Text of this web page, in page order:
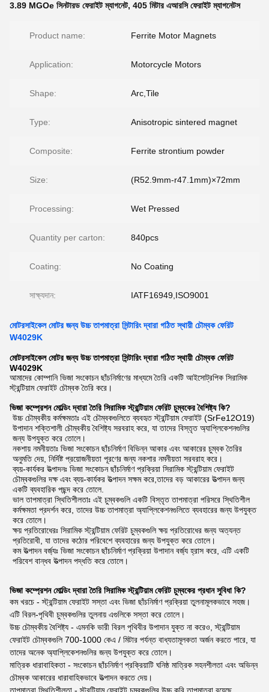
3.89 MGOe সিনটারড ফেরাইট ম্যাগনেট, 405 মিটার এআরসি ফেরাইট ম্যাগনেটস
Product name: Ferrite Motor Magnets
Application: Motorcycle Motors
Shape: Arc,Tile
Type: Anisotropic sintered magnet
Composite: Ferrite strontium powder
Size: (R52.9mm-r47.1mm)×72mm
Processing: Wet Pressed
Quantity per carton: 840pcs
Coating: No Coating
সাক্ষ্যদান: IATF16949,ISO9001
মোটরসাইকেল মোটর জন্য উচ্চ তাপমাত্রা সিন্টারিং দ্বারা গঠিত স্থায়ী চৌম্বক ফেরিট
W4029K
মোটরসাইকেল মোটর জন্য উচ্চ তাপমাত্রা সিন্টারিং দ্বারা গঠিত স্থায়ী চৌম্বক ফেরিট
W4029K
আমাদের কোম্পানি ভিজা সংকোচন ছাঁচনির্মাণের মাধ্যমে তৈরি একটি আইসোট্রপিক সিরামিক
স্ট্রন্টিয়াম ফেরাইট চৌম্বক তৈরি করে।
ভিজা কম্প্রেশন মোল্ডিং দ্বারা তৈরি সিরামিক স্ট্রন্টিয়াম ফেরিট চুম্বকের বৈশিষ্ট্য কি?
উচ্চ চৌম্বকীয় কর্মক্ষমতাঃ এই চৌম্বকগুলিতে ব্যবহৃত স্ট্রন্টিয়াম ফেরাইট (SrFe12O19)
উপাদান শক্তিশালী চৌম্বকীয় বৈশিষ্ট্য সরবরাহ করে, যা তাদের বিস্তৃত অ্যাপ্লিকেশনগুলির
জন্য উপযুক্ত করে তোলে।
নকশায় নমনীয়তাঃ ভিজা সংকোচন ছাঁচনির্মাণ বিভিন্ন আকার এবং আকারের চুম্বক তৈরির
অনুমতি দেয়, নির্দিষ্ট প্রয়োজনীয়তা পূরণের জন্য নকশার নমনীয়তা সরবরাহ করে।
ব্যয়-কার্যকর উত্পাদনঃ ভিজা সংকোচন ছাঁচনির্মাণ প্রক্রিয়া সিরামিক স্ট্রন্টিয়াম ফেরাইট
চৌম্বকগুলির দক্ষ এবং ব্যয়-কার্যকর উত্পাদন সক্ষম করে,তাদের বড় আকারের উত্পাদন জন্য
একটি ব্যবহারিক পছন্দ করে তোলে.
ভাল তাপমাত্রা স্থিতিশীলতাঃ এই চুম্বকগুলি একটি বিস্তৃত তাপমাত্রা পরিসরে স্থিতিশীল
কর্মক্ষমতা প্রদর্শন করে, তাদের উচ্চ তাপমাত্রা অ্যাপ্লিকেশনগুলিতে ব্যবহারের জন্য উপযুক্ত
করে তোলে।
ক্ষয় প্রতিরোধেরঃ সিরামিক স্ট্রন্টিয়াম ফেরিট চুম্বকগুলি ক্ষয় প্রতিরোধের জন্য অত্যন্ত
প্রতিরোধী, যা তাদের কঠোর পরিবেশে ব্যবহারের জন্য উপযুক্ত করে তোলে।
কম উত্পাদন বর্জ্যঃ ভিজা সংকোচন ছাঁচনির্মাণ প্রক্রিয়া উপাদান বর্জ্য হ্রাস করে, এটি একটি
পরিবেশ বান্ধব উত্পাদন পদ্ধতি করে তোলে।
ভিজা কম্প্রেশন মোল্ডিং দ্বারা তৈরি সিরামিক স্ট্রন্টিয়াম ফেরিট চুম্বকের প্রধান সুবিধা কি?
কম খরচে - স্ট্রন্টিয়াম ফেরাইট সস্তা এবং ভিজা ছাঁচনির্মাণ প্রক্রিয়া তুলনামূলকভাবে সহজ।
এটি বিরল-পৃথিবী চুম্বকগুলির তুলনায় এগুলিকে সস্তা করে তোলে।
উচ্চ চৌম্বকীয় বৈশিষ্ট্য - এমনকি ভারী বিরল পৃথিবীর উপাদান যুক্ত না করেও, স্ট্রন্টিয়াম
ফেরাইট চৌম্বকগুলি 700-1000 কেএ / মিটার পর্যন্ত বাধ্যতামূলকতা অর্জন করতে পারে, যা
তাদের অনেক অ্যাপ্লিকেশনগুলির জন্য উপযুক্ত করে তোলে।
মাত্রিক ধারাবাহিকতা - সংকোচন ছাঁচনির্মাণ প্রক্রিয়াটি ঘনিষ্ঠ মাত্রিক সহনশীলতা এবং অভিন্ন
চৌম্বক আকারের ধারাবাহিকভাবে উত্পাদন করতে দেয়।